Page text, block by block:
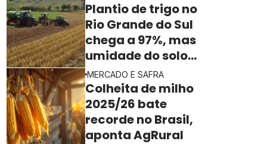
Plantio de trigo no
Rio Grande do Sul
chega a 97%, mas
umidade do solo
ainda freia o ritmo
MERCADO E SAFRA
Colheita de milho
2025/26 bate
recorde no Brasil,
aponta AgRural